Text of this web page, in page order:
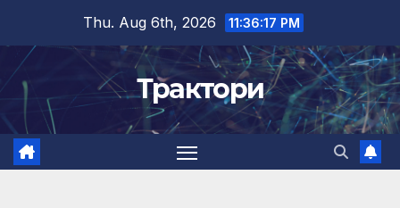
content
Thu. Aug 6th, 2026 11:36:18 PM
Трактори